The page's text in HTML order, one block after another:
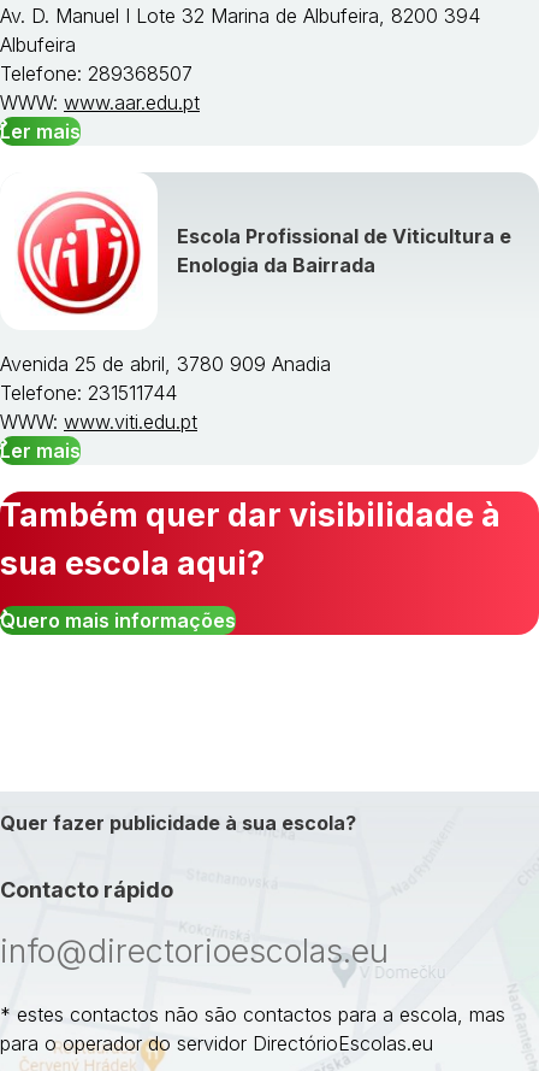
Av. D. Manuel I Lote 32 Marina de Albufeira, 8200 394
Albufeira
Telefone: 289368507
WWW: www.aar.edu.pt
Ler mais
Escola Profissional de Viticultura e
Enologia da Bairrada
Avenida 25 de abril, 3780 909 Anadia
Telefone: 231511744
WWW: www.viti.edu.pt
Ler mais
Também quer dar visibilidade à
sua escola aqui?
Quero mais informações
Quer fazer publicidade à sua escola?
Contacto rápido
info@directorioescolas.eu
* estes contactos não são contactos para a escola, mas
para o operador do servidor DirectórioEscolas.eu